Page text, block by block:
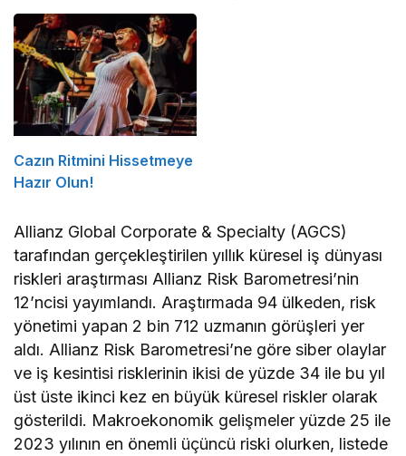
Cazın Ritmini Hissetmeye
Hazır Olun!
Allianz Global Corporate & Specialty (AGCS)
tarafından gerçekleştirilen yıllık küresel iş dünyası
riskleri araştırması Allianz Risk Barometresi’nin
12’ncisi yayımlandı. Araştırmada 94 ülkeden, risk
yönetimi yapan 2 bin 712 uzmanın görüşleri yer
aldı. Allianz Risk Barometresi’ne göre siber olaylar
ve iş kesintisi risklerinin ikisi de yüzde 34 ile bu yıl
üst üste ikinci kez en büyük küresel riskler olarak
gösterildi. Makroekonomik gelişmeler yüzde 25 ile
2023 yılının en önemli üçüncü riski olurken, listede